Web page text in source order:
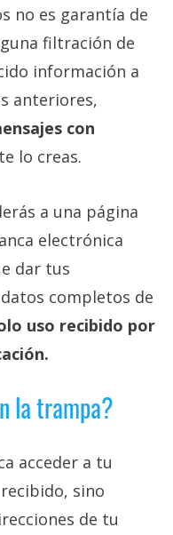
no es garantía de
filtración de
información a
anteriores,
con
lo creas.
a una página
electrónica
dar tus
completos de
uso recibido por
la trampa?
acceder a tu
sino
de tu